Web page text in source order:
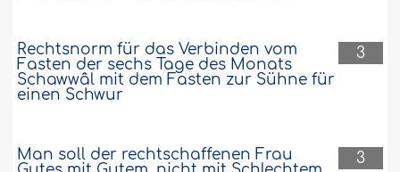
3
Rechtsnorm für das Verbinden vom
Fasten der sechs Tage des Monats
Schawwâl mit dem Fasten zur Sühne für
einen Schwur
3
Man soll der rechtschaffenen Frau